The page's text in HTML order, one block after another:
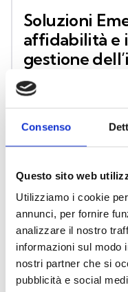
Consenso
Questo sito web
Utilizziamo i cookie
annunci, per fornire
analizzare il nostro
informazioni sul modo
nostri partner che si
pubblicità e social
Soluzioni
affidabilità e
gestione
emergenza
Sistemi
integrarsi in modo
sicurezza Fire &
SCOPRI DI PIÙ